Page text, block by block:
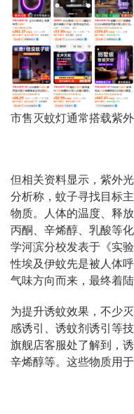
市售灭蚊灯通常搭载紫
但相关资料显示，紫外
分析称，蚊子寻找目标
物质。人体的温度、释
丙酮、辛烯醇、乳酸等
学河滨分校发表于《实
性埃及伊蚊先是被人体
气味方向而来，最终着陆
为提升诱蚊效果，不少
感诱引、诱蚊剂诱引等
旗舰店客服处了解到，
辛烯醇等。这些物质用